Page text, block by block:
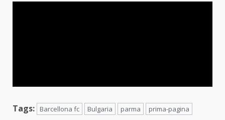
Tags: Barcellona fc Bulgaria parma prima-pagina